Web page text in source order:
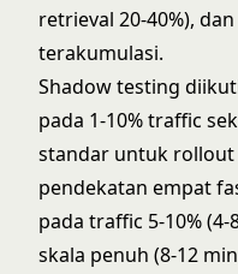
retrieval 20-40%),
terakumulasi.
Shadow testing
pada 1-10% traffic
standar untuk rollout
pendekatan empat
pada traffic 5-10%
skala penuh (8-12